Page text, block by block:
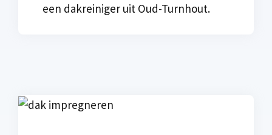
een dakreiniger uit Oud-Turnhout.